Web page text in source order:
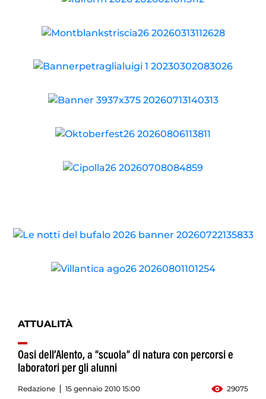
ATTUALITÀ
Oasi dell’Alento, a “scuola” di natura con percorsi e
laboratori per gli alunni
Redazione 15 gennaio 2010 15:00 29075